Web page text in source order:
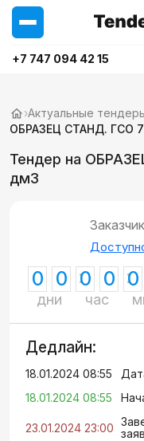
+7 747 094 42 15
›Актуальные
ОБРАЗЕЦ СТАНД. ГСО
Тендер на
дм3
0 0
дни
0 0
час
0
Дедлайн:
18.01.2024 08:55
18.01.2024 08:55
23.01.2024 23:00